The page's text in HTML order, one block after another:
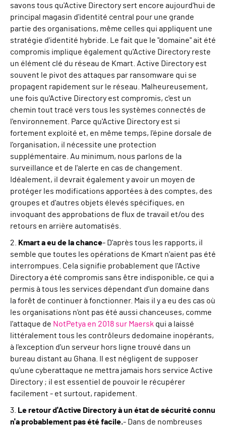
savons tous qu'Active Directory sert encore aujourd'hui de
principal magasin d'identité central pour une grande
partie des organisations, même celles qui appliquent une
stratégie d'identité hybride. Le fait que le "domaine" ait été
compromis implique également qu'Active Directory reste
un élément clé du réseau de Kmart. Active Directory est
souvent le pivot des attaques par ransomware qui se
propagent rapidement sur le réseau. Malheureusement,
une fois qu'Active Directory est compromis, c'est un
chemin tout tracé vers tous les systèmes connectés de
l'environnement. Parce qu'Active Directory est si
fortement exploité et, en même temps, l'épine dorsale de
l'organisation, il nécessite une protection
supplémentaire. Au minimum, nous parlons de la
surveillance et de l'alerte en cas de changement.
Idéalement, il devrait également y avoir un moyen de
protéger les modifications apportées à des comptes, des
groupes et d'autres objets élevés spécifiques, en
invoquant des approbations de flux de travail et/ou des
retours en arrière automatisés.
2. Kmart a eu de la chance- D'après tous les rapports, il
semble que toutes les opérations de Kmart n'aient pas été
interrompues. Cela signifie probablement que l'Active
Directory a été compromis sans être indisponible, ce qui a
permis à tous les services dépendant d'un domaine dans
la forêt de continuer à fonctionner. Mais il y a eu des cas où
les organisations n'ont pas été aussi chanceuses, comme
l'attaque de NotPetya en 2018 sur Maersk qui a laissé
littéralement tous les contrôleurs dedomaine inopérants,
à l'exception d'un serveur hors ligne trouvé dans un
bureau distant au Ghana. Il est négligent de supposer
qu'une cyberattaque ne mettra jamais hors service Active
Directory ; il est essentiel de pouvoir le récupérer
facilement - et surtout, rapidement.
3.
Le retour d'Active Directory à un état de sécurité connu
n'a probablement pas été facile.- Dans de nombreuses